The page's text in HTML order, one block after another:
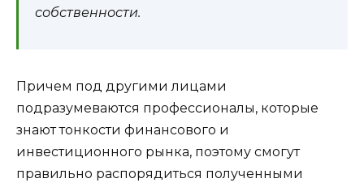
собственности.
Причем под другими лицами
подразумеваются профессионалы, которые
знают тонкости финансового и
инвестиционного рынка, поэтому смогут
правильно распорядиться полученными